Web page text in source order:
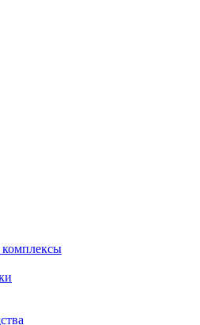
комплексы